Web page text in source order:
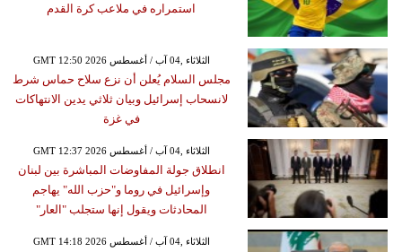
استمراره في ملاعب كرة القدم
GMT 12:50 2026 الثلاثاء ,04 آب / أغسطس
مجلس السلام يُعلن أن نزع سلاح حماس شرط
لانسحاب إسرائيل وبيان ثلاثي يدين الانتهاكات
في غزة
GMT 12:37 2026 الثلاثاء ,04 آب / أغسطس
انطلاق جولة المفاوضات المباشرة بين لبنان
وإسرائيل في روما و"حزب الله" يهاجم
المحادثات ويقول إنها ستجلب "العار"
GMT 14:18 2026 الثلاثاء ,04 آب / أغسطس